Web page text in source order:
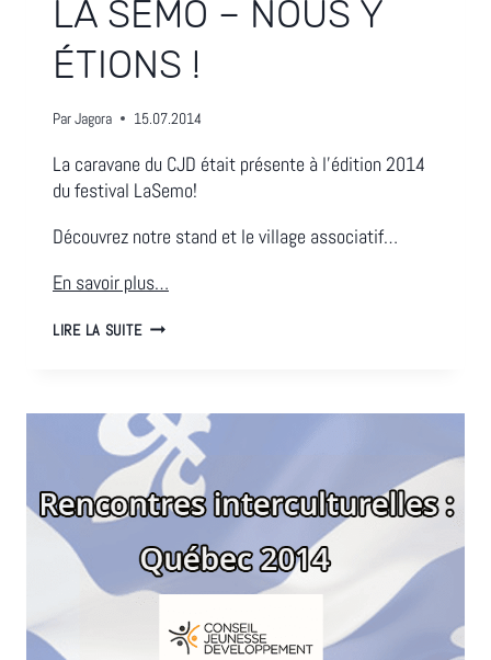
LA SEMO – NOUS Y
ÉTIONS !
ParJagora 15.07.2014
La caravane du CJD était présente à l’édition 2014
du festival LaSemo!
Découvrez notre stand et le village associatif…
En savoir plus…
LIRE LA SUITELA
Y
ÉTIONS